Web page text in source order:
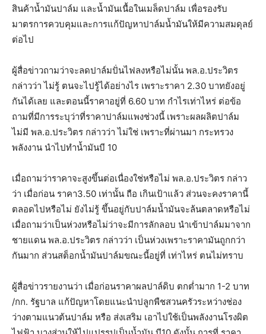
สินค้าน้ำมันปาล์ม และน้ำมันเนื้อในเมล็ดปาล์ม เพื่อรองรับ
มาตรการควบคุมและการแก้ปัญหาปาล์มน้ำมันให้มีความสมดุลย์
ต่อไป
ผู้สื่อข่าวถามว่าจะลดปาล์มปั่นไฟลงหรือไม่นั้น พล.อ.ประวิตร
กล่าวว่า ไม่รู้ ตนจะไปรู้ได้อย่างไร เพราะราคา 2.30 บาทยังอยู่
กันได้เลย และตอนนี้ราคาอยู่ที่ 6.60 บาท กำไรเท่าไหร่ ต่อข้อ
ถามที่มีการระบุว่าที่ราคาปาล์มแพงช่วงนี้ เพราะผลผลิตปาล์ม
ไม่มี พล.อ.ประวิตร กล่าวว่า ไม่ใช่ เพราะที่ผ่านมา กระทรวง
พลังงาน นำไปทำน้ำมันบี 10
เมื่อถามว่าราคาจะสูงขึ้นต่อเนื่องใช่หรือไม่ พล.อ.ประวิตร กล่าว
ว่า เมื่อก่อน ราคา3.50 เท่านั้น ถือ เกินเป้าแล้ว ส่วนจะคงราคานี้
ตลอดไปหรือไม่ ยังไม่รู้ ขึ้นอยู่กับปาล์มน้ำมันจะล้นตลาดหรือไม่
เมื่อถามว่าเป็นห่วงหรือไม่ว่าจะมีการลักลอบ นำเข้าปาล์มมาจาก
ชายแดน พล.อ.ประวิตร กล่าวว่า เป็นห่วงเพราะราคามันถูกกว่า
กันมาก ส่วนสต็อกน้ำมันปาล์มขณะนี้อยู่ที่ เท่าไหร่ ตนไม่ทราบ
ผู้สื่อข่าวรายงานว่า เมื่อก่อนราคาผลปาล์ดิบ ตกต่ำมาก 1-2 บาท
/กก. รัฐบาล แก้ปัญหาโดยแนะนำปลูกพืชสวนครัวระหว่างช่อง
ว่างตามแนวต้นปาล์ม หรือ ส่งเสริม เอาไปใช้เป็นพลังงานโรงผิต